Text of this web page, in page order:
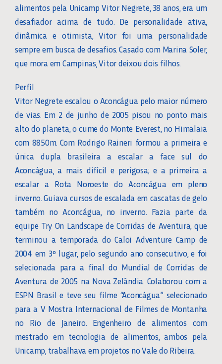
alimentos pela Unicamp Vitor Negrete, 38 anos, era um
desafiador acima de tudo. De personalidade ativa,
dinâmica e otimista, Vitor foi uma personalidade
sempre em busca de desafios. Casado com Marina Soler,
que mora em Campinas, Vitor deixou dois filhos.
Perfil
Vitor Negrete escalou o Aconcágua pelo maior número
de vias. Em 2 de junho de 2005 pisou no ponto mais
alto do planeta, o cume do Monte Everest, no Himalaia
com 8850m. Com Rodrigo Raineri formou a primeira e
única dupla brasileira a escalar a face sul do
Aconcágua, a mais difícil e perigosa; e a primeira a
escalar a Rota Noroeste do Aconcágua em pleno
inverno. Guiava cursos de escalada em cascatas de gelo
também no Aconcágua, no inverno. Fazia parte da
equipe Try On Landscape de Corridas de Aventura, que
terminou a temporada do Caloi Adventure Camp de
2004 em 3º lugar, pelo segundo ano consecutivo, e foi
selecionada para a final do Mundial de Corridas de
Aventura de 2005 na Nova Zelândia. Colaborou com a
ESPN Brasil e teve seu filme “Aconcágua” selecionado
para a V Mostra Internacional de Filmes de Montanha
no Rio de Janeiro. Engenheiro de alimentos com
mestrado em tecnologia de alimentos, ambos pela
Unicamp, trabalhava em projetos no Vale do Ribeira.